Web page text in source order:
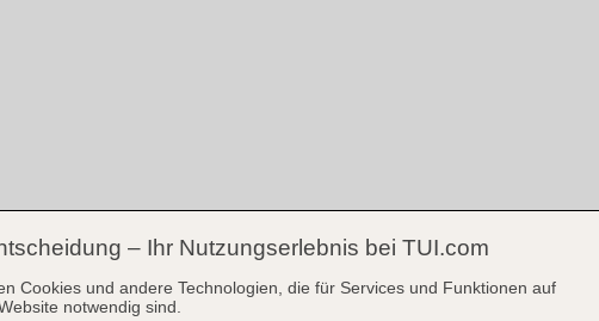
– Ihr Nutzungserlebnis bei TUI.com
Cookies und andere Technologien, die für Services und Funktionen auf
notwendig sind.